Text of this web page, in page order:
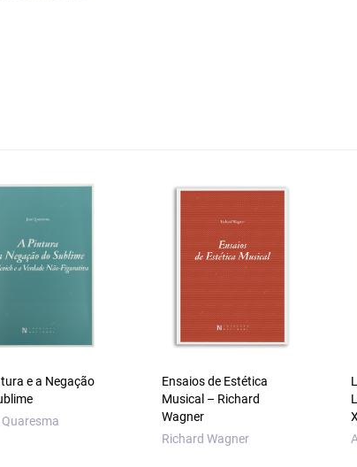
e a Negação
Ensaios de Estética
Musical – Richard
Wagner
Richard Wagner